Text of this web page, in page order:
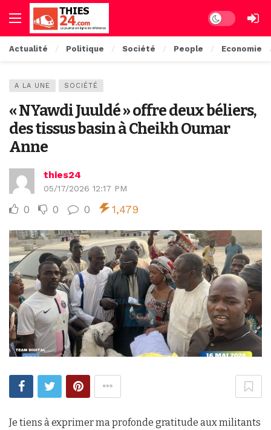
Dark mode
Actualité Politique Société People Economie
A LA UNE SOCIÉTÉ
« NYawdi Juuldé » offre deux béliers,
des tissus basin à Cheikh Oumar
Anne
thies24
05/17/2026 12:17 PM
0 0 0 1,479
Je tiens à exprimer ma profonde gratitude aux militants